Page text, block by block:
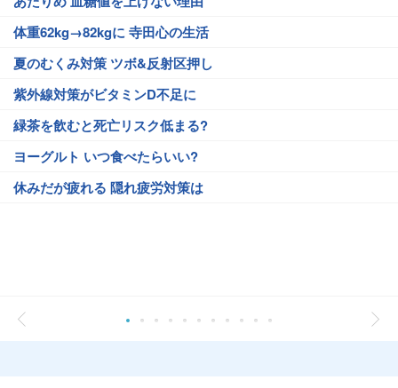
体重62kg→82kgに 寺田心の生活
夏のむくみ対策 ツボ&反射区押し
紫外線対策がビタミンD不足に
緑茶を飲むと死亡リスク低まる?
ヨーグルト いつ食べたらいい?
休みだが疲れる 隠れ疲労対策は